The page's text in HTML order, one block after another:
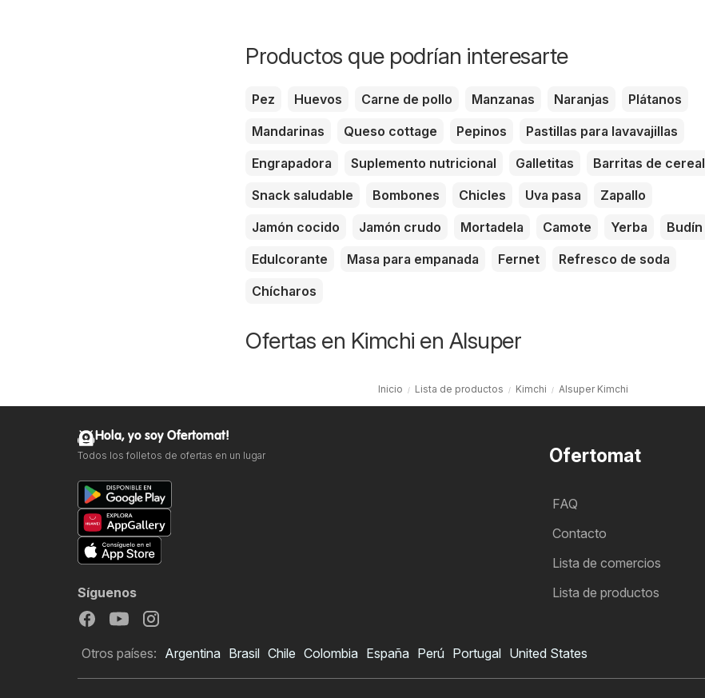
Productos que podrían interesarte
Pez Huevos Carne de pollo Manzanas Naranjas
Plátanos
Mandarinas
Queso cottage Pepinos
Pastillas para lavavajillas
Engrapadora
Suplemento nutricional Galletitas
Barritas de cereal
Snack saludable
Bombones Chicles Uva pasa
Zapallo
Jamón cocido
Jamón crudo Mortadela Camote Yerba
Budín
Edulcorante
Masa para empanada Fernet
Refresco de soda
Chícharos
Ofertas en Kimchi en Alsuper
Inicio Lista de productos Kimchi Alsuper Kimchi
Ofertomat
FAQ
Contacto
Lista de comercios
Lista de productos
Hola, yo soy Ofertomat!
Todos los folletos de ofertas en un lugar
Síguenos
Otros países: Argentina Brasil Chile Colombia España Perú Portugal United States